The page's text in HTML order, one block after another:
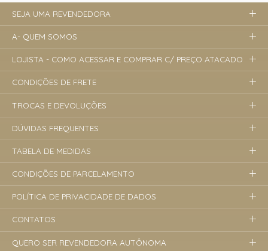
SEJA UMA REVENDEDORA
A- QUEM SOMOS
LOJISTA - COMO ACESSAR E COMPRAR C/ PREÇO ATACADO
CONDIÇÕES DE FRETE
TROCAS E DEVOLUÇÕES
DÚVIDAS FREQUENTES
TABELA DE MEDIDAS
CONDIÇÕES DE PARCELAMENTO
POLÍTICA DE PRIVACIDADE DE DADOS
CONTATOS
QUERO SER REVENDEDORA AUTÔNOMA